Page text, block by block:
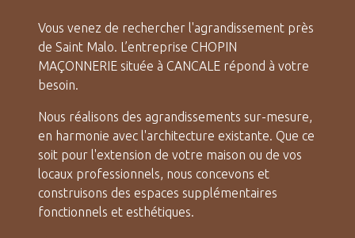
Vous venez de rechercher l'agrandissement près
de Saint Malo. L’entreprise CHOPIN
MAÇONNERIE située à CANCALE répond à votre
besoin.
Nous réalisons des agrandissements sur-mesure,
en harmonie avec l'architecture existante. Que ce
soit pour l'extension de votre maison ou de vos
locaux professionnels, nous concevons et
construisons des espaces supplémentaires
fonctionnels et esthétiques.